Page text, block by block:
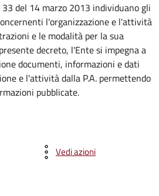
33 del 14 marzo 2013 individuano gli
l'organizzazione e l'attività
e le modalità per la sua
decreto, l'Ente si impegna a
documenti, informazioni e dati
e l'attività dalla P.A. permettendo
pubblicate.
Vedi azioni